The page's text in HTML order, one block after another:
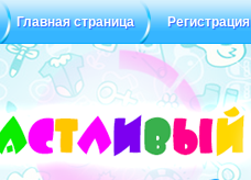
Главная страница Регистрация
Статус заказа Отзывы